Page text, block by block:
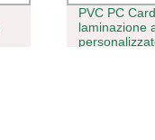
PVC PC
laminazione